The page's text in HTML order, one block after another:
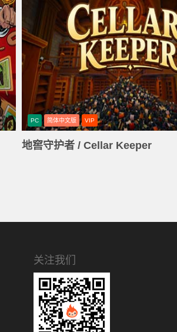
PC 简体中文版 VIP
地窖守护者 / Cellar Keeper
关注我们